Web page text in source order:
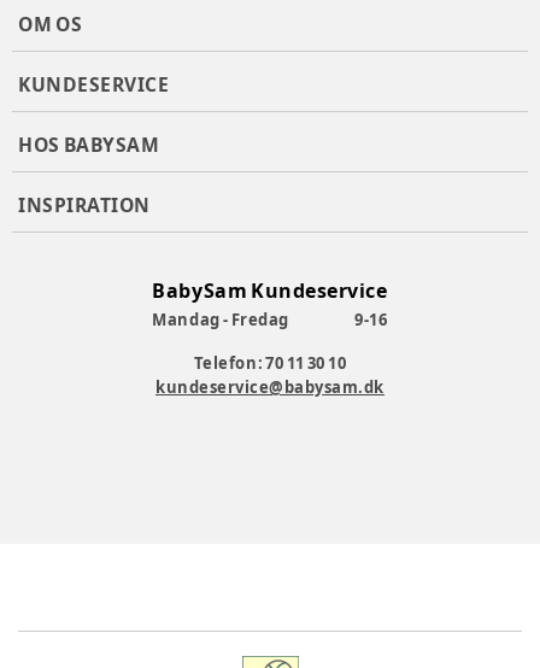
OM OS
KUNDESERVICE
HOS BABYSAM
INSPIRATION
BabySam Kundeservice
Mandag - Fredag
9-16
Telefon: 70 11 30 10
kundeservice@babysam.dk